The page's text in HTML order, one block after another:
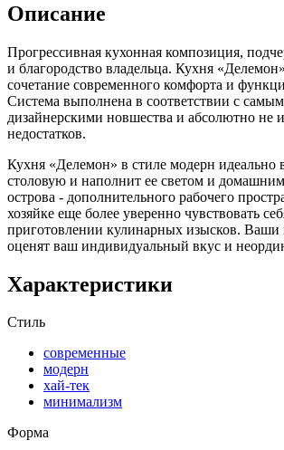
Описание
Прогрессивная кухонная композиция,
и благородство владельца. Кухня
сочетание современного комфорта и
Система выполнена в соответствии с
дизайнерскими новшества и абсолютно не
недостатков.
Кухня «Делемон» в стиле модерн идеально
столовую и наполнит ее светом и
острова - дополнительного рабочего
хозяйке еще более уверенно чувствовать
приготовлении кулинарных изысков. Ваши
оценят ваш индивидуальный вкус и
Характеристики
Стиль
современные
модерн
хай-тек
минимализм
Форма